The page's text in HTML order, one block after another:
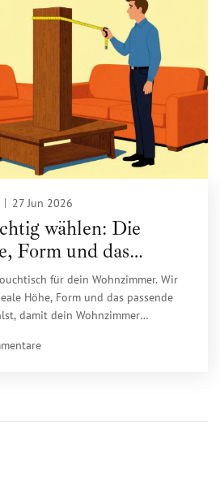
27 Jun 2026
wählen: Die
Form und das
zum Sofa
für dein Wohnzimmer. Wir
Höhe, Form und das passende
damit dein Wohnzimmer